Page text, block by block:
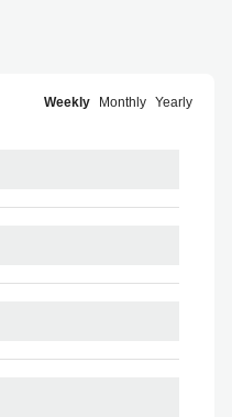
Weekly Monthly Yearly